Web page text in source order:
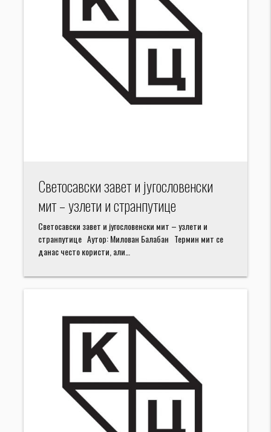
Светосавски завет и југословенски
мит – узлети и странпутице
Светосавски завет и југословенски мит – узлети и
странпутице Аутор: Милован Балабан Термин мит се
данас често користи, али…